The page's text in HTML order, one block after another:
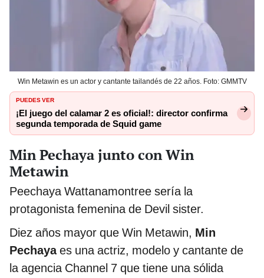
Win Metawin es un actor y cantante tailandés de 22 años. Foto: GMMTV
PUEDES VER
¡El juego del calamar 2 es oficial!: director confirma
segunda temporada de Squid game
Min Pechaya junto con Win
Metawin
Peechaya Wattanamontree sería la
protagonista femenina de Devil sister.
Diez años mayor que Win Metawin, Min
Pechayaes una actriz, modelo y cantante de
la agencia Channel 7 que tiene una sólida